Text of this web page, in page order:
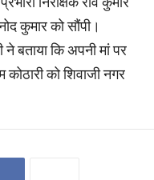
कुमार को सौंपी।
ने बताया कि अपनी मां पर
को शिवाजी नगर